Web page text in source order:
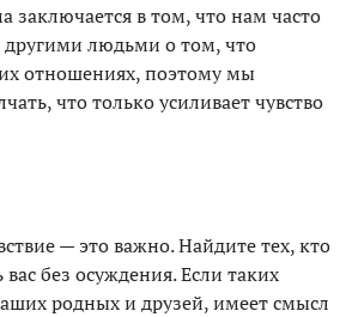
заключается в том, что нам часто
другими людьми о том, что
отношениях, поэтому мы
что только усиливает чувство
— это важно. Найдите тех, кто
без осуждения. Если таких
родных и друзей, имеет смысл